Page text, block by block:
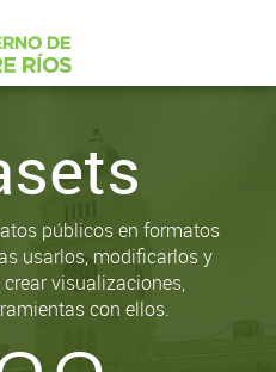
públicos en formatos
usarlos, modificarlos y
visualizaciones,
con ellos.